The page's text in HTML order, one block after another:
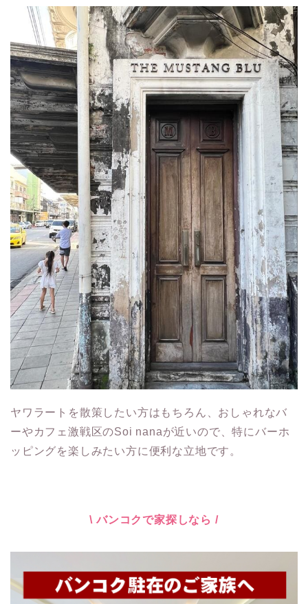
ヤワラートを散策したい方はもちろん、おしゃれなバ
ーやカフェ激戦区のSoi nanaが近いので、特にバーホ
ッピングを楽しみたい方に便利な立地です。
\ バンコクで家探しなら /